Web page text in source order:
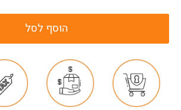
הוסף לסל